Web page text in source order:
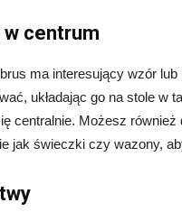
w centrum
ma interesujący wzór
układając go na stole w
centralnie. Możesz
jak świeczki czy wazony,